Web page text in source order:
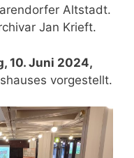
Altstadt.
Jan Krieft.
10. Juni 2024,
vorgestellt.